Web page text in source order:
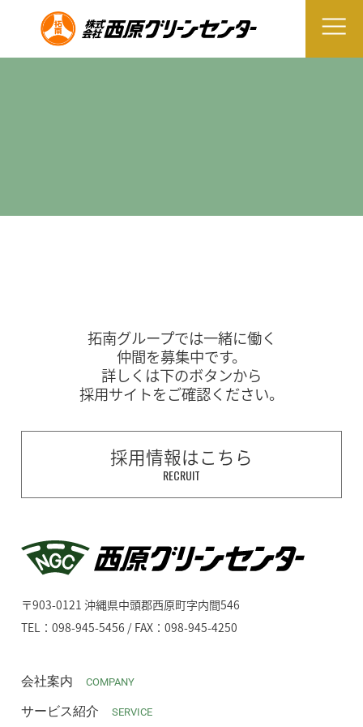
拓南グループでは一緒に働く
仲間を募集中です。
詳しくは下のボタンから
採用サイトをご確認ください。
採用情報はこちら
RECRUIT
〒903-0121 沖縄県中頭郡西原町字内間546
TEL：098-945-5456 / FAX：098-945-4250
会社案内 COMPANY
サービス紹介 SERVICE